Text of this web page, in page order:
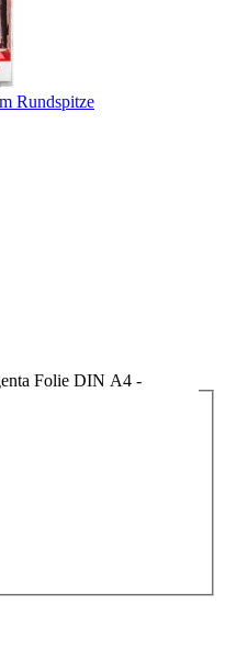
Rundspitze
Folie DIN A4 -